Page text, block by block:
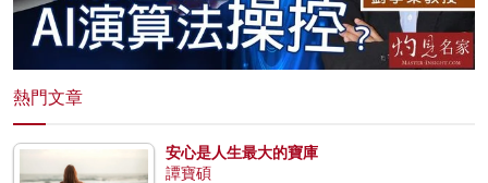
熱門文章
安心是人生最大的寶庫
譚寶碩